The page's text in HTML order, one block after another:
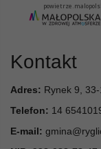
Kontakt
Adres: Rynek 9,
Telefon: 14
E-mail: